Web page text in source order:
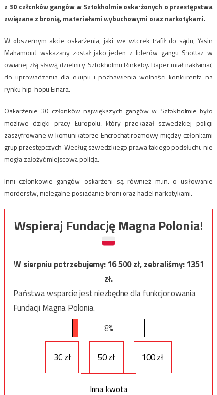
z 30 członków gangów w Sztokholmie oskarżonych o przestępstwa
związane z bronią, materiałami wybuchowymi oraz narkotykami.
W obszernym akcie oskarżenia, jaki we wtorek trafił do sądu, Yasin
Mahamoud wskazany został jako jeden z liderów gangu Shottaz w
owianej złą sławą dzielnicy Sztokholmu Rinkeby. Raper miał nakłaniać
do uprowadzenia dla okupu i pozbawienia wolności konkurenta na
rynku hip-hopu Einara.
Oskarżenie 30 członków największych gangów w Sztokholmie było
możliwe dzięki pracy Europolu, który przekazał szwedzkiej policji
zaszyfrowane w komunikatorze Encrochat rozmowy między członkami
grup przestępczych. Według szwedzkiego prawa takiego podsłuchu nie
mogła założyć miejscowa policja.
Inni członkowie gangów oskarżeni są również m.in. o usiłowanie
morderstw, nielegalne posiadanie broni oraz hadel narkotykami.
Wspieraj Fundację Magna Polonia!
W sierpniu potrzebujemy:16 500zł, zebraliśmy:1351
zł.
Państwa wsparcie jest niezbędne dla funkcjonowania
Fundacji Magna Polonia.
8%
30 zł 50 zł 100 zł
Inna kwota